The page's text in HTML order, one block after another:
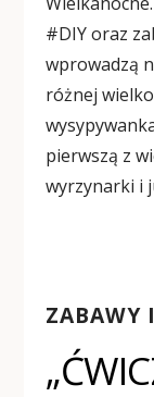
#DIY oraz
wprowadzą
różnej
pierwszą z
wyrzynarki i
ZABAWY